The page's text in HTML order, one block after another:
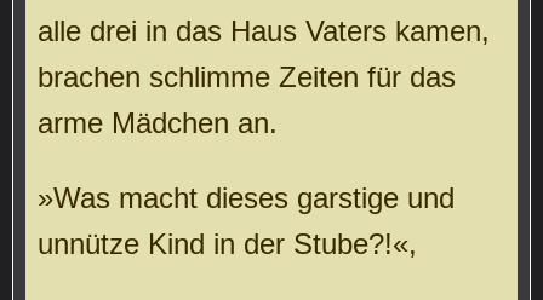
alle drei in das Haus Vaters kamen,
brachen schlimme Zeiten für das
arme Mädchen an.
»Was macht dieses garstige und
unnütze Kind in der Stube?!«,